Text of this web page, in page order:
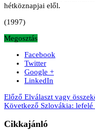
hétköznapjai elől.
(1997)
Megosztás
Facebook
Twitter
Google +
LinkedIn
Előző Elválaszt vagy
Következő Szlovákia: lefelé
Cikkajánló